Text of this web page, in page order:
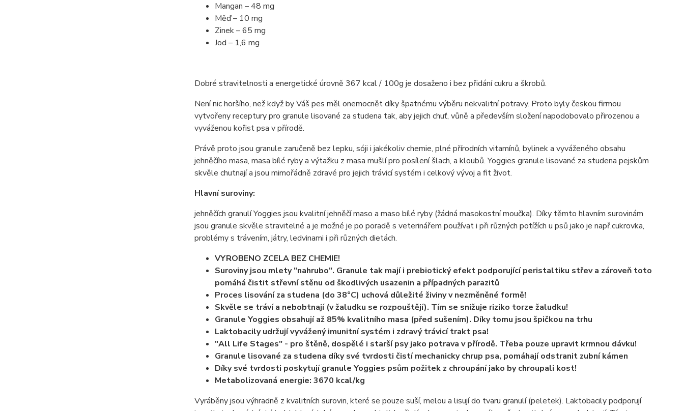
Mangan – 48 mg
Měď – 10 mg
Zinek – 65 mg
Jod – 1,6 mg
Dobré stravitelnosti a energetické úrovně 367 kcal / 100g je dosaženo i bez přidání cukru a škrobů.
Není nic horšího, než když by Váš pes měl onemocnět díky špatnému výběru nekvalitní potravy. Proto byly českou firmou
vytvořeny receptury pro granule lisované za studena tak, aby jejich chuť, vůně a především složení napodobovalo přirozenou a
vyváženou kořist psa v přírodě.
Právě proto jsou granule zaručeně bez lepku, sóji i jakékoliv chemie, plné přírodních vitamínů, bylinek a vyváženého obsahu
jehněčího masa, masa bílé ryby a výtažku z masa mušlí pro posílení šlach, a kloubů. Yoggies granule lisované za studena pejskům
skvěle chutnají a jsou mimořádně zdravé pro jejich trávicí systém i celkový vývoj a fit život.
Hlavní suroviny:
jehněčích granulí Yoggies jsou kvalitní jehněčí maso a maso bílé ryby (žádná masokostní moučka). Díky těmto hlavním surovinám
jsou granule skvěle stravitelné a je možné je po poradě s veterinářem používat i při různých potížích u psů jako je např.cukrovka,
problémy s trávením, játry, ledvinami i při různých dietách.
VYROBENO ZCELA BEZ CHEMIE!
Suroviny jsou mlety "nahrubo". Granule tak mají i prebiotický efekt podporující peristaltiku střev a zároveň toto
pomáhá čistit střevní stěnu od škodlivých usazenin a případných parazitů
Proces lisování za studena (do 38°C) uchová důležité živiny v nezměněné formě!
Skvěle se tráví a nebobtnají (v žaludku se rozpouštějí). Tím se snižuje riziko torze žaludku!
Granule Yoggies obsahují až 85% kvalitního masa (před sušením). Díky tomu jsou špičkou na trhu
Laktobacily udržují vyvážený imunitní systém i zdravý trávicí trakt psa!
"All Life Stages" - pro štěně, dospělé i starší psy jako potrava v přírodě. Třeba pouze upravit krmnou dávku!
Granule lisované za studena díky své tvrdosti čistí mechanicky chrup psa, pomáhají odstranit zubní kámen
Díky své tvrdosti poskytují granule Yoggies psům požitek z chroupání jako by chroupali kost!
Metabolizovaná energie: 3670 kcal/kg
Vyráběny jsou výhradně z kvalitních surovin, které se pouze suší, melou a lisují do tvaru granulí (peletek). Laktobacily podporují